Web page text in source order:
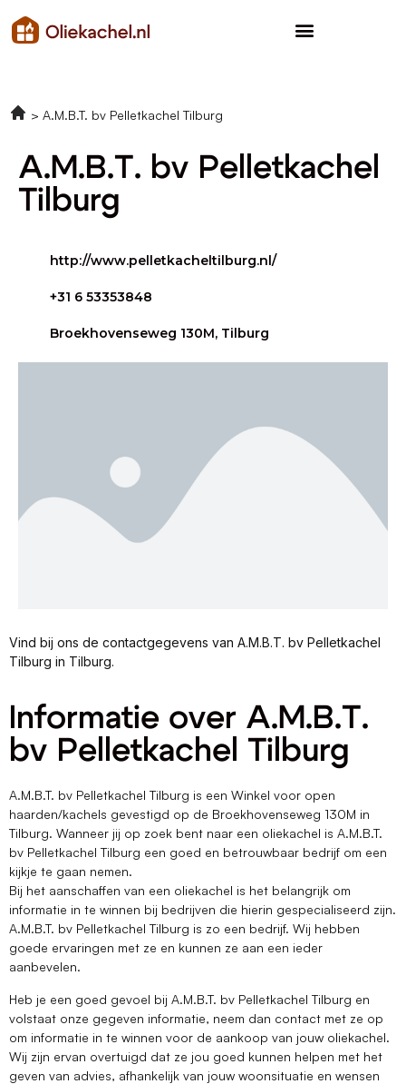
A.M.B.T. bv Pelletkachel Tilburg
A.M.B.T. bv Pelletkachel
Tilburg
http://www.pelletkacheltilburg.nl/
+31 6 53353848
Broekhovenseweg 130M, Tilburg
Vind bij ons de contactgegevens van A.M.B.T. bv Pelletkachel
Tilburg in Tilburg.
Informatie over A.M.B.T.
bv Pelletkachel Tilburg
A.M.B.T. bv Pelletkachel Tilburg is een Winkel voor open
haarden/kachels gevestigd op de Broekhovenseweg 130M in
Tilburg. Wanneer jij op zoek bent naar een oliekachel is A.M.B.T.
bv Pelletkachel Tilburg een goed en betrouwbaar bedrijf om een
kijkje te gaan nemen.
Bij het aanschaffen van een oliekachel is het belangrijk om
informatie in te winnen bij bedrijven die hierin gespecialiseerd zijn.
A.M.B.T. bv Pelletkachel Tilburg is zo een bedrijf. Wij hebben
goede ervaringen met ze en kunnen ze aan een ieder
aanbevelen.
Heb je een goed gevoel bij A.M.B.T. bv Pelletkachel Tilburg en
volstaat onze gegeven informatie, neem dan contact met ze op
om informatie in te winnen voor de aankoop van jouw oliekachel.
Wij zijn ervan overtuigd dat ze jou goed kunnen helpen met het
geven van advies, afhankelijk van jouw woonsituatie en wensen